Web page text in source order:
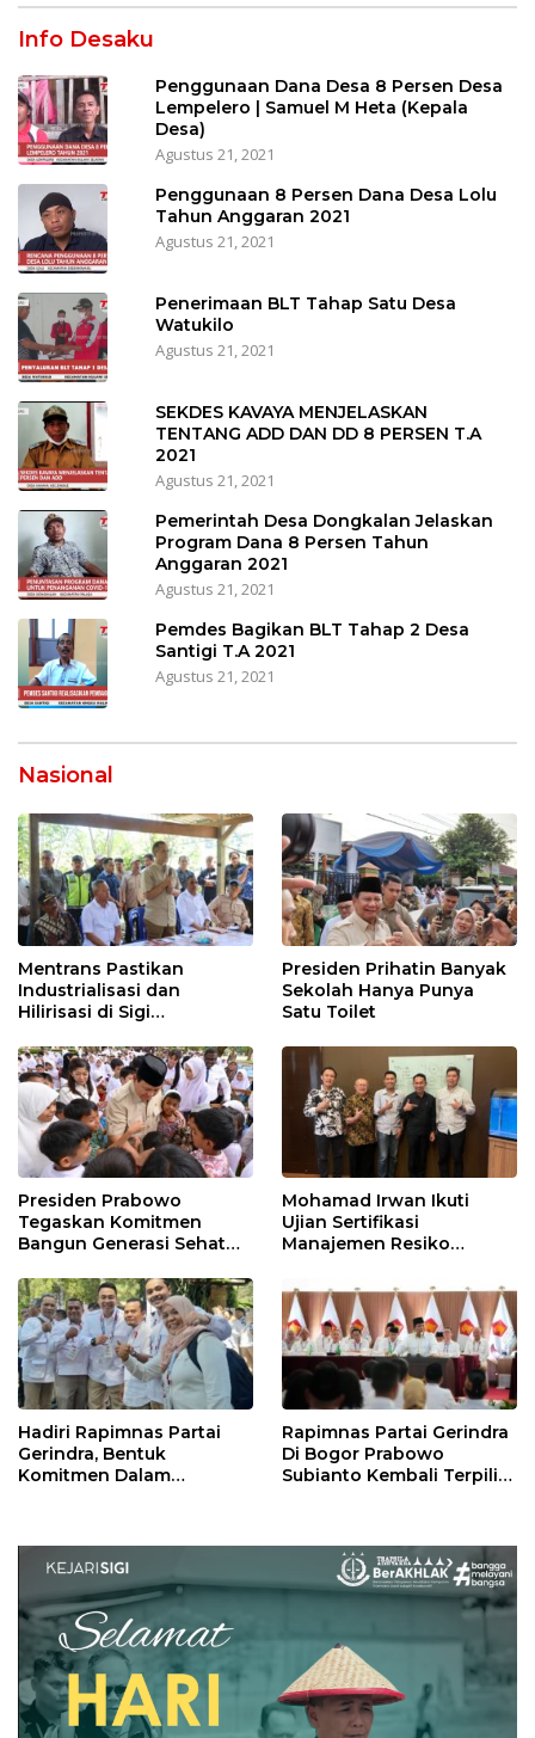
Info Desaku
Penggunaan Dana Desa 8 Persen Desa
Lempelero | Samuel M Heta (Kepala
Desa)
Agustus 21, 2021
Penggunaan 8 Persen Dana Desa Lolu
Tahun Anggaran 2021
Agustus 21, 2021
Penerimaan BLT Tahap Satu Desa
Watukilo
Agustus 21, 2021
SEKDES KAVAYA MENJELASKAN
TENTANG ADD DAN DD 8 PERSEN T.A
2021
Agustus 21, 2021
Pemerintah Desa Dongkalan Jelaskan
Program Dana 8 Persen Tahun
Anggaran 2021
Agustus 21, 2021
Pemdes Bagikan BLT Tahap 2 Desa
Santigi T.A 2021
Agustus 21, 2021
Nasional
Mentrans Pastikan
Industrialisasi dan
Hilirisasi di Sigi
Perekonomian Daerah
Presiden Prihatin Banyak
Sekolah Hanya Punya
Satu Toilet
Presiden Prabowo
Tegaskan Komitmen
Bangun Generasi Sehat
Mohamad Irwan Ikuti
Ujian Sertifikasi
Manajemen Resiko
Hadiri Rapimnas Partai
Gerindra, Bentuk
Komitmen Dalam
Rapimnas Partai Gerindra
Di Bogor Prabowo
Subianto Kembali Terpilih